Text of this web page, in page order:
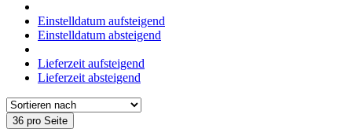
Einstelldatum aufsteigend
Einstelldatum absteigend
Lieferzeit aufsteigend
Lieferzeit absteigend
36 pro Seite